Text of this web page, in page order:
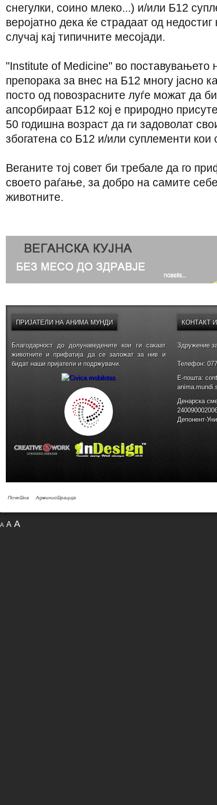
снегулки, соино млеко...) и/или Б12
веројатно дека ќе страдаат од
случај кај типичните месојади.
"Institute of Medicine" во поставувањето
препорака за внес на Б12 многу јасно
посто од повозрасните луѓе можат да
апсорбираат Б12 кој е природно
50 годишна возраст да ги задоволат
збогатена со Б12 и/или суплементи кои
Веганите тој совет би требале да го
своето раѓање, за добро на самите
животните.
ПРИЈАТЕЛИНА АНИМА МУНДИ
Благодарност до долунаведените кои ги сакаат
животните и прифатија да се заложат за нив и
бидат наши пријатели и подржувачи.
КОНТАКТ
Здружение
Телефон:
E-пошта:
Денарска
Депонент-
Почетна Администрација
A A A